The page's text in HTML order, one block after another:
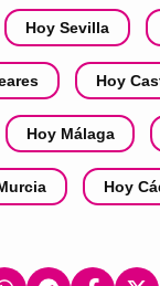
Hoy Sevilla
Hoy
Hoy Málaga
Hoy